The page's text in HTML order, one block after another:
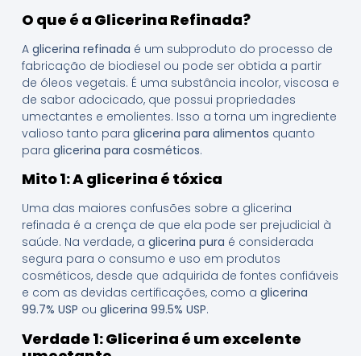
O que é a Glicerina Refinada?
A glicerina refinada é um subproduto do processo de
fabricação de biodiesel ou pode ser obtida a partir
de óleos vegetais. É uma substância incolor, viscosa e
de sabor adocicado, que possui propriedades
umectantes e emolientes. Isso a torna um ingrediente
valioso tanto para glicerina para alimentos quanto
para glicerina para cosméticos.
Mito 1: A glicerina é tóxica
Uma das maiores confusões sobre a glicerina
refinada é a crença de que ela pode ser prejudicial à
saúde. Na verdade, a glicerina pura é considerada
segura para o consumo e uso em produtos
cosméticos, desde que adquirida de fontes confiáveis
e com as devidas certificações, como a glicerina
99.7% USP ou glicerina 99.5% USP.
Verdade 1: Glicerina é um excelente